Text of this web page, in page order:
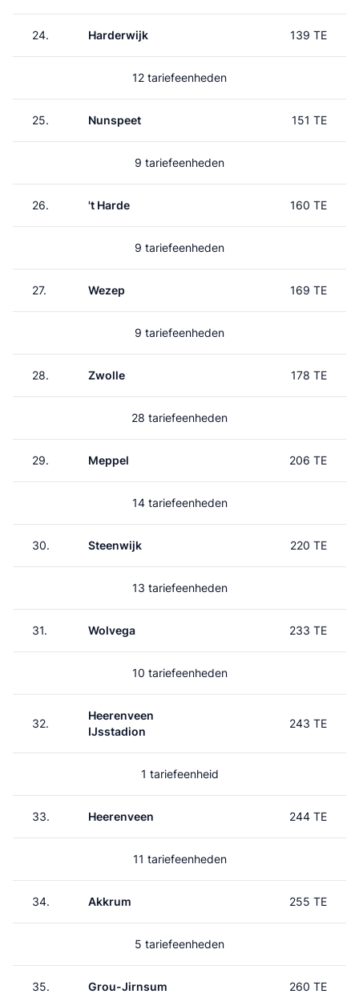
24. Harderwijk 139 TE
12 tariefeenheden
25. Nunspeet 151 TE
9 tariefeenheden
26. 't Harde 160 TE
9 tariefeenheden
27. Wezep 169 TE
9 tariefeenheden
28. Zwolle 178 TE
28 tariefeenheden
29. Meppel 206 TE
14 tariefeenheden
30. Steenwijk 220 TE
13 tariefeenheden
31. Wolvega 233 TE
10 tariefeenheden
32.
Heerenveen
IJsstadion
243 TE
1 tariefeenheid
33. Heerenveen 244 TE
11 tariefeenheden
34. Akkrum 255 TE
5 tariefeenheden
35. Grou-Jirnsum 260 TE